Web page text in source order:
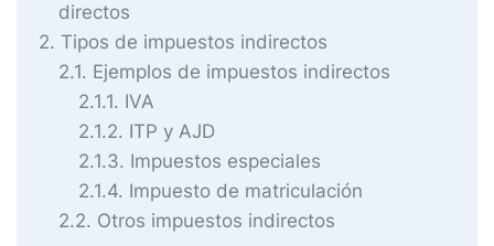
directos
2 Tipos de impuestos indirectos
2.1 Ejemplos de impuestos indirectos
2.1.1 IVA
2.1.2 ITP y AJD
2.1.3 Impuestos especiales
2.1.4 Impuesto de matriculación
2.2 Otros impuestos indirectos